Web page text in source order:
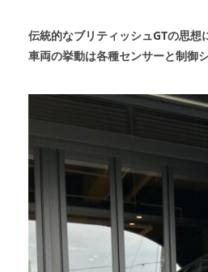
伝統的なブリティッシュGTの思想
車両の挙動は各種センサーと制御